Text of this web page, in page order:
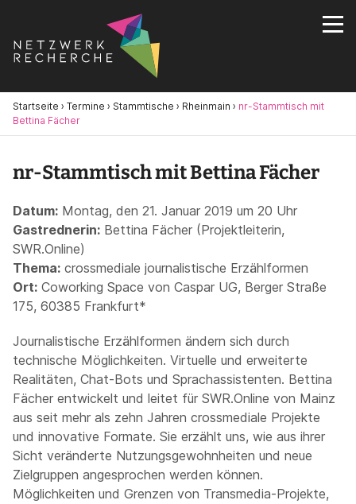
Startseite › Termine › Stammtische › Rheinmain › nr-Stammtisch mit
Bettina Fächer
nr-Stammtisch mit Bettina Fächer
Datum: Montag, den 21. Januar 2019 um 20 Uhr
Gastrednerin: Bettina Fächer (Projektleiterin,
SWR.Online)
Thema: crossmediale journalistische Erzählformen
Ort: Coworking Space von Caspar UG, Berger Straße
175, 60385 Frankfurt*
Journalistische Erzählformen ändern sich durch
technische Möglichkeiten. Virtuelle und erweiterte
Realitäten, Chat-Bots und Sprachassistenten. Bettina
Fächer entwickelt und leitet für SWR.Online von Mainz
aus seit mehr als zehn Jahren crossmediale Projekte
und innovative Formate. Sie erzählt uns, wie aus ihrer
Sicht veränderte Nutzungsgewohnheiten und neue
Zielgruppen angesprochen werden können.
Möglichkeiten und Grenzen von Transmedia-Projekte,